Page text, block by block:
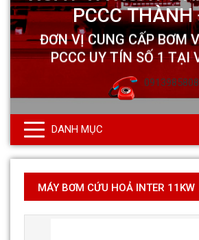
0913985808
DANH MỤC
MÁY BƠM CỨU HOẢ INTER 11KW